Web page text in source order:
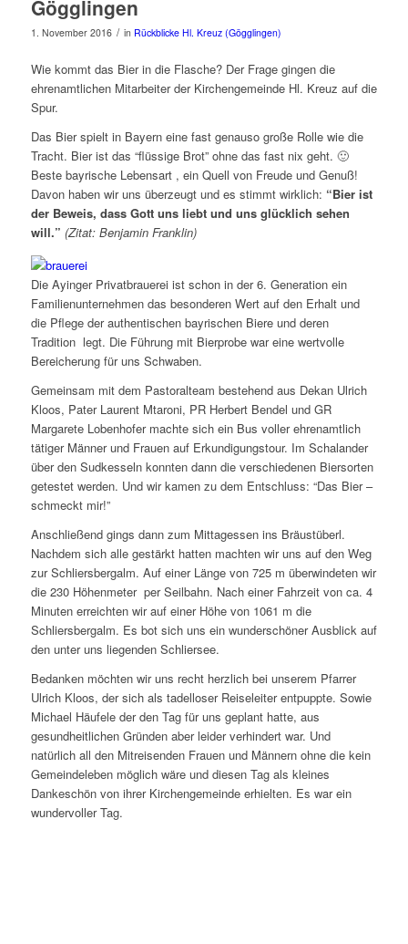
Gögglingen
1. November 2016 / in Rückblicke Hl. Kreuz (Gögglingen)
Wie kommt das Bier in die Flasche? Der Frage gingen die
ehrenamtlichen Mitarbeiter der Kirchengemeinde Hl. Kreuz auf die
Spur.
Das Bier spielt in Bayern eine fast genauso große Rolle wie die
Tracht. Bier ist das “flüssige Brot” ohne das fast nix geht. 🙂
Beste bayrische Lebensart , ein Quell von Freude und Genuß!
Davon haben wir uns überzeugt und es stimmt wirklich: “Bier ist
der Beweis, dass Gott uns liebt und uns glücklich sehen
will.” (Zitat: Benjamin Franklin)
Die Ayinger Privatbrauerei ist schon in der 6. Generation ein
Familienunternehmen das besonderen Wert auf den Erhalt und
die Pflege der authentischen bayrischen Biere und deren
Tradition legt. Die Führung mit Bierprobe war eine wertvolle
Bereicherung für uns Schwaben.
Gemeinsam mit dem Pastoralteam bestehend aus Dekan Ulrich
Kloos, Pater Laurent Mtaroni, PR Herbert Bendel und GR
Margarete Lobenhofer machte sich ein Bus voller ehrenamtlich
tätiger Männer und Frauen auf Erkundigungstour. Im Schalander
über den Sudkesseln konnten dann die verschiedenen Biersorten
getestet werden. Und wir kamen zu dem Entschluss: “Das Bier –
schmeckt mir!”
Anschließend gings dann zum Mittagessen ins Bräustüberl.
Nachdem sich alle gestärkt hatten machten wir uns auf den Weg
zur Schliersbergalm. Auf einer Länge von 725 m überwindeten wir
die 230 Höhenmeter per Seilbahn. Nach einer Fahrzeit von ca. 4
Minuten erreichten wir auf einer Höhe von 1061 m die
Schliersbergalm. Es bot sich uns ein wunderschöner Ausblick auf
den unter uns liegenden Schliersee.
Bedanken möchten wir uns recht herzlich bei unserem Pfarrer
Ulrich Kloos, der sich als tadelloser Reiseleiter entpuppte. Sowie
Michael Häufele der den Tag für uns geplant hatte, aus
gesundheitlichen Gründen aber leider verhindert war. Und
natürlich all den Mitreisenden Frauen und Männern ohne die kein
Gemeindeleben möglich wäre und diesen Tag als kleines
Dankeschön von ihrer Kirchengemeinde erhielten. Es war ein
wundervoller Tag.